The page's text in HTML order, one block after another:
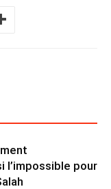
l’impossible pour